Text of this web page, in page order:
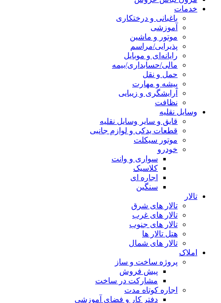
خدمات
باغبانی و درختکاری
آموزشی
موتور و ماشین
پذیرایی/مراسم
رایانه‌ای و موبایل
مالی/حسابداری/بیمه
حمل و نقل
پیشه و مهارت
آرایشگری و زیبایی
نظافت
وسایل نقلیه
قایق و سایر وسایل نقلیه
قطعات یدکی و لوازم جانبی
موتور سیکلت
خودرو
سواری و وانت
کلاسیک
اجاره ای
سنگین
تالار
تالار های شرق
تالار های غرب
تالار های جنوب
هتل تالار ها
تالار های شمال
املاک
پروژه ساخت و ساز
پیش فروش
مشارکت در ساخت
اجاره کوتاه مدت
دفتر کار و فضای آموزشی